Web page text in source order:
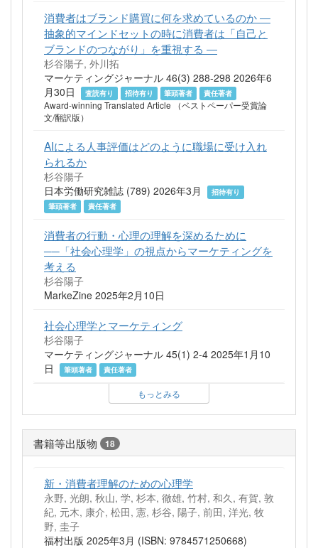
消費者はブランド購買に何を求めているのか ―
抽象的マインドセットの時に消費者は「自己と
ブランドのつながり」を重視する ―
杉谷陽子, 外川拓
マーケティングジャーナル 46(3) 288-298 2026年6
月30日
査読有り 招待有り 筆頭著者 責任著者
Award-winning Translated Article （ベストペーパー受賞論
文/翻訳版）
AIによる人事評価はどのように職場に受け入れ
られるか
杉谷陽子
日本労働研究雑誌 (789) 2026年3月
招待有り
筆頭著者
責任著者
消費者の行動・心理の理解を深めるために
──「社会心理学」の視点からマーケティングを
考える
杉谷陽子
MarkeZine 2025年2月10日
社会心理学とマーケティング
杉谷陽子
マーケティングジャーナル 45(1) 2-4 2025年1月10
日
筆頭著者 責任著者
もっとみる
書籍等出版物 18
新・消費者理解のための心理学
永野, 光朗, 秋山, 学, 杉本, 徹雄, 竹村, 和久, 有賀, 敦
紀, 元木, 康介, 松田, 憲, 杉谷, 陽子, 前田, 洋光, 牧
野, 圭子
福村出版 2025年3月 (ISBN: 9784571250668)